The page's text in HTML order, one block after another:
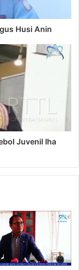
Husi Anin
Juvenil Iha